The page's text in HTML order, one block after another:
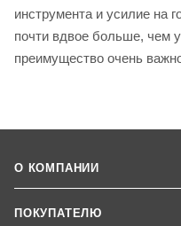
инструмента и усилие на
почти вдвое больше, чем
преимущество очень
О КОМПАНИИ
ПОКУПАТЕЛЮ